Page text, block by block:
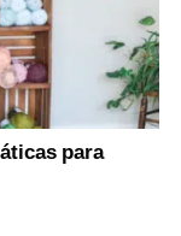
para